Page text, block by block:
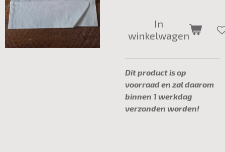
In
winkelwagen
Dit product is op
voorraad en zal daarom
binnen 1 werkdag
verzonden worden!